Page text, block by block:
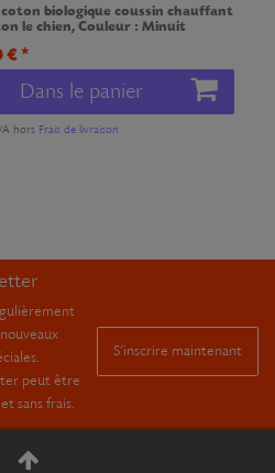
biologique coussin chauffant
le chien, Couleur : Minuit
€ *
Dans le panier
hors Frais de livraison
peut être
sans frais.
S’inscrire maintenant